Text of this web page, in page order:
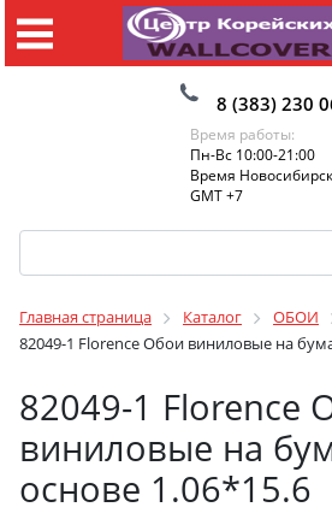
8 (383) 230
Время работы:
Пн-Вс 10:00-21:00
Время
GMT +7
Главная страница Каталог ОБОИ
82049-1 Florence Обои виниловые на
82049-1 Florence
виниловые на
основе 1.06*15.6